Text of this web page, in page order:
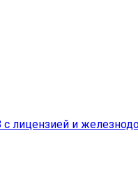
лицензией и